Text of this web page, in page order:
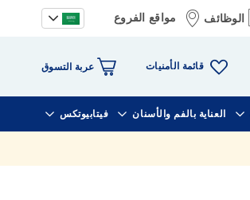
الوظائف مواقع الفروع
قائمة الأمنيات عربة التسوق
العناية بالفم والأسنان فيتابيوتكس